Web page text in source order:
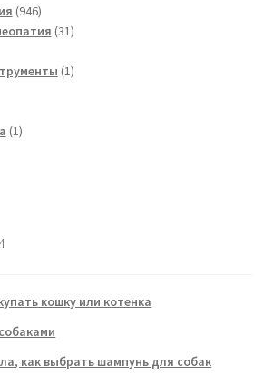
946946
товаров
3131
11
11
кошку или котенка
как выбрать шампунь для собак